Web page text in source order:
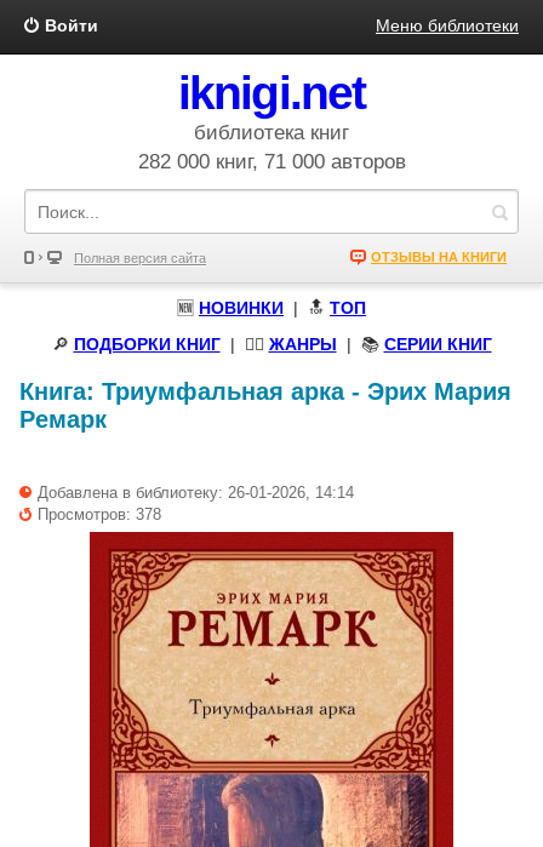
Войти Меню библиотеки
iknigi.net
библиотека книг
282 000 книг, 71 000 авторов
Полная версия сайта ОТЗЫВЫ НА КНИГИ
🆕 НОВИНКИ | 🔝 ТОП
🔎 ПОДБОРКИ КНИГ| 🧝‍♀️ ЖАНРЫ | 📚 СЕРИИ КНИГ
Книга: Триумфальная арка- Эрих Мария
Ремарк
Добавлена в библиотеку: 26-01-2026, 14:14
Просмотров: 378